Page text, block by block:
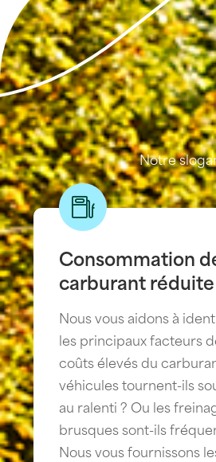
Notre
Consommation
carburant réduite
Nous vous aidons à
les principaux facteurs
coûts élevés du
véhicules tournent-ils
au ralenti ? Ou les
brusques sont-ils
Nous vous fournissons